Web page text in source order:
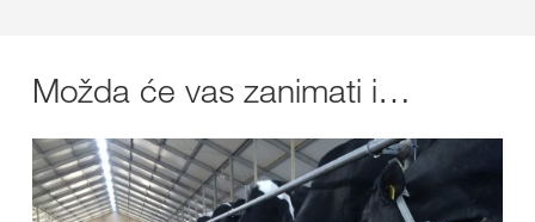
Možda će vas zanimati i…